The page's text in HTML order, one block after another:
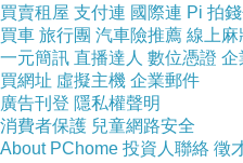
一下，有沒有新推出的產品，後來
買賣租屋 支付連 國際連 Pi 拍
買車 旅行團 汽車險推薦 線上麻
一元簡訊 直播達人 數位憑證 企
買網址 虛擬主機 企業郵件
廣告刊登 隱私權聲明
消費者保護 兒童網路安全
About PChome 投資人聯絡 徵